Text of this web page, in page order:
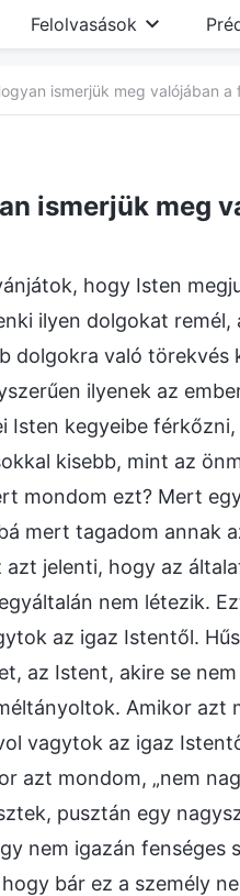
Felolvasások
ismerjük meg valójában a
ismerjük meg
hogy Isten
ilyen dolgokat
dolgokra való törekvés
ilyenek az
Isten kegyeibe
kisebb, mint az
mondom ezt? Mert
mert tagadom annak
azt jelenti, hogy az
nem létezik.
az igaz Istentől.
az Istent, akire se
Amikor
vagytok az igaz
azt mondom, „nem
pusztán egy
nem igazán fenséges
bár ez a személy